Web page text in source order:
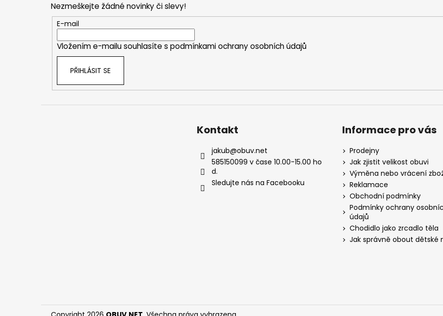
Nezmeškejte žádné novinky či slevy!
E-mail
Vložením e-mailu souhlasíte s podmínkami ochrany osobních údajů
PŘIHLÁSIT SE
Kontakt
jakub@obuv.net
585150099 v čase 10.00-15.00 ho
d.
Sledujte nás na Facebooku
Informace pro vás
Prodejny
Jak zjistit velikost obuvi
Výměna nebo vrácení
Reklamace
Obchodní podmínky
Podmínky ochrany
údajů
Chodidlo jako zrcadlo těla
Jak správně obout dětské